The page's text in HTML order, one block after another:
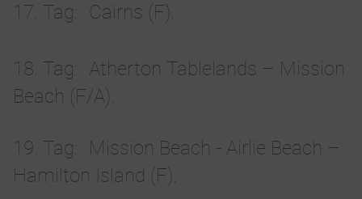
17. Tag Cairns (F).
18. Tag
Atherton Tablelands – Mission
Beach (F/A).
19. Tag
Mission Beach - Airlie Beach –
Hamilton Island (F).